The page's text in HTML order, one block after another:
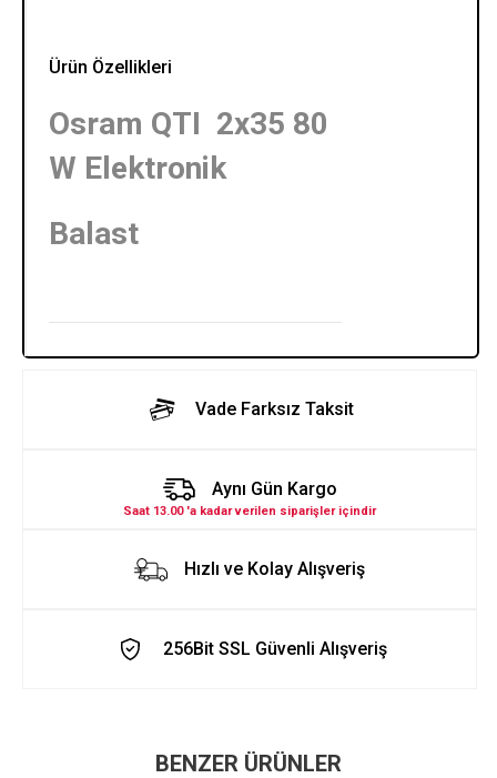
Ürün Özellikleri
Osram QTI 2x35 80
W Elektronik
Balast
Vade Farksız Taksit
Aynı Gün Kargo
Saat 13.00 'a kadar verilen siparişler içindir
Hızlı ve Kolay Alışveriş
256Bit SSL Güvenli Alışveriş
BENZER ÜRÜNLER